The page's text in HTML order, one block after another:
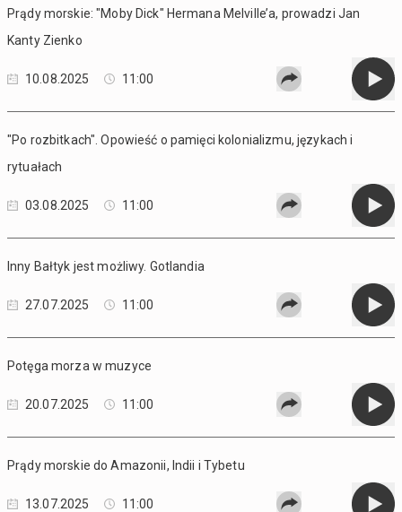
Prądy morskie: "Moby Dick" Hermana Melville’a, prowadzi Jan
Kanty Zienko
10.08.2025 11:00
"Po rozbitkach". Opowieść o pamięci kolonializmu, językach i
rytuałach
03.08.2025 11:00
Inny Bałtyk jest możliwy. Gotlandia
27.07.2025 11:00
Potęga morza w muzyce
20.07.2025 11:00
Prądy morskie do Amazonii, Indii i Tybetu
13.07.2025 11:00